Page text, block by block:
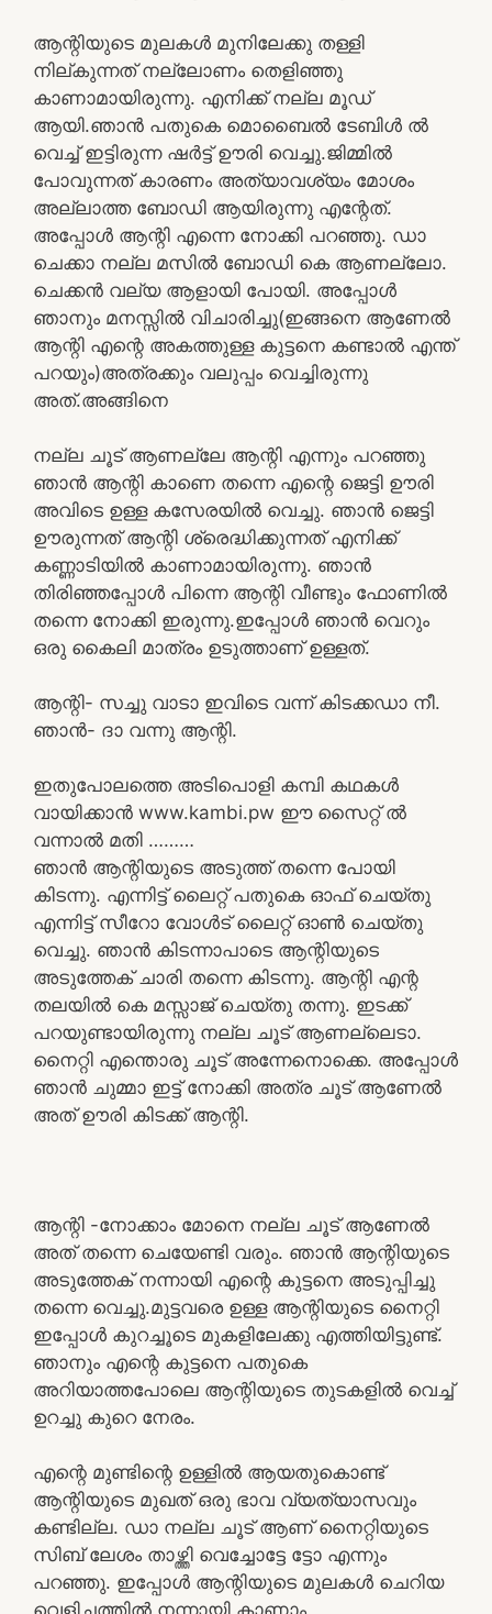
ആന്റിയുടെ മുലകൾ മുനിലേക്കു തള്ളി
നില്കുന്നത് നല്ലോണം തെളിഞ്ഞു
കാണാമായിരുന്നു. എനിക്ക് നല്ല മൂഡ്
ആയി.ഞാൻ പതുകെ മൊബൈൽ ടേബിൾ ൽ
വെച്ച് ഇട്ടിരുന്ന ഷർട്ട്‌ ഊരി വെച്ചു.ജിമ്മിൽ
പോവുന്നത് കാരണം അത്യാവശ്യം മോശം
അല്ലാത്ത ബോഡി ആയിരുന്നു എന്റേത്.
അപ്പോൾ ആന്റി എന്നെ നോക്കി പറഞ്ഞു. ഡാ
ചെക്കാ നല്ല മസിൽ ബോഡി കെ ആണല്ലോ.
ചെക്കൻ വല്യ ആളായി പോയി. അപ്പോൾ
ഞാനും മനസ്സിൽ വിചാരിച്ചു(ഇങ്ങനെ ആണേൽ
ആന്റി എന്റെ അകത്തുള്ള കുട്ടനെ കണ്ടാൽ എന്ത്
പറയും)അത്രക്കും വലുപ്പം വെച്ചിരുന്നു
അത്‌.അങ്ങിനെ
നല്ല ചൂട് ആണല്ലേ ആന്റി എന്നും പറഞ്ഞു
ഞാൻ ആന്റി കാണെ തന്നെ എന്റെ ജെട്ടി ഊരി
അവിടെ ഉള്ള കസേരയിൽ വെച്ചു. ഞാൻ ജെട്ടി
ഊരുന്നത് ആന്റി ശ്രെദ്ധിക്കുന്നത് എനിക്ക്
കണ്ണാടിയിൽ കാണാമായിരുന്നു. ഞാൻ
തിരിഞ്ഞപ്പോൾ പിന്നെ ആന്റി വീണ്ടും ഫോണിൽ
തന്നെ നോക്കി ഇരുന്നു.ഇപ്പോൾ ഞാൻ വെറും
ഒരു കൈലി മാത്രം ഉടുത്താണ് ഉള്ളത്.
ആന്റി- സച്ചു വാടാ ഇവിടെ വന്ന് കിടക്കഡാ നീ.
ഞാൻ- ദാ വന്നു ആന്റി.
ഇതുപോലത്തെ അടിപൊളി കമ്പി കഥകൾ
വായിക്കാൻ www.kambi.pw ഈ സൈറ്റ് ൽ
വന്നാൽ മതി ………
ഞാൻ ആന്റിയുടെ അടുത്ത് തന്നെ പോയി
കിടന്നു. എന്നിട്ട് ലൈറ്റ് പതുകെ ഓഫ്‌ ചെയ്തു
എന്നിട്ട് സീറോ വോൾട് ലൈറ്റ് ഓൺ ചെയ്തു
വെച്ചു. ഞാൻ കിടന്നാപാടെ ആന്റിയുടെ
അടുത്തേക് ചാരി തന്നെ കിടന്നു. ആന്റി എന്റ
തലയിൽ കെ മസ്സാജ് ചെയ്തു തന്നു. ഇടക്ക്
പറയുണ്ടായിരുന്നു നല്ല ചൂട് ആണല്ലെടാ.
നൈറ്റി എന്തൊരു ചൂട് അന്നേനൊക്കെ. അപ്പോൾ
ഞാൻ ചുമ്മാ ഇട്ട് നോക്കി അത്ര ചൂട് ആണേൽ
അത്‌ ഊരി കിടക്ക് ആന്റി.
ആന്റി -നോക്കാം മോനെ നല്ല ചൂട് ആണേൽ
അത്‌ തന്നെ ചെയേണ്ടി വരും. ഞാൻ ആന്റിയുടെ
അടുത്തേക് നന്നായി എന്റെ കുട്ടനെ അടുപ്പിച്ചു
തന്നെ വെച്ചു.മുട്ടവരെ ഉള്ള ആന്റിയുടെ നൈറ്റി
ഇപ്പോൾ കുറച്ചൂടെ മുകളിലേക്കു എത്തിയിട്ടുണ്ട്.
ഞാനും എന്റെ കുട്ടനെ പതുകെ
അറിയാത്തപോലെ ആന്റിയുടെ തുടകളിൽ വെച്ച്
ഉറച്ചു കുറെ നേരം.
എന്റെ മുണ്ടിന്റെ ഉള്ളിൽ ആയതുകൊണ്ട്
ആന്റിയുടെ മുഖത് ഒരു ഭാവ വ്യത്യാസവും
കണ്ടില്ല. ഡാ നല്ല ചൂട് ആണ് നൈറ്റിയുടെ
സിബ് ലേശം താഴ്ത്തി വെച്ചോട്ടേ ട്ടോ എന്നും
പറഞ്ഞു. ഇപ്പോൾ ആന്റിയുടെ മുലകൾ ചെറിയ
വെളിച്ചത്തിൽ നന്നായി കാണാം.